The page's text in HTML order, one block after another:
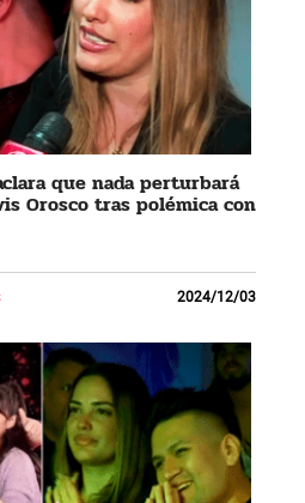
que nada perturbará
Orosco tras polémica con
2024/12/03